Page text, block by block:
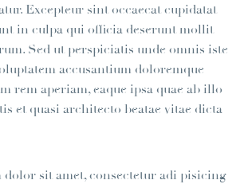
Excepteur sint occaecat cupidatat
in culpa qui officia deserunt mollit
Sed ut perspiciatis unde omnis iste
accusantium doloremque
rem aperiam, eaque ipsa quae ab illo
et quasi architecto beatae vitae dicta
sit amet, consectetur adi pisicing